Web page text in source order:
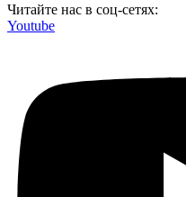
Читайте нас в соц-сетях:
Youtube